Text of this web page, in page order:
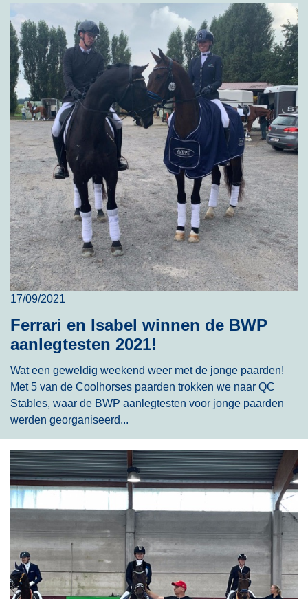
17/09/2021
Ferrari en Isabel winnen de BWP
aanlegtesten 2021!
Wat een geweldig weekend weer met de jonge paarden!
Met 5 van de Coolhorses paarden trokken we naar QC
Stables, waar de BWP aanlegtesten voor jonge paarden
werden georganiseerd...